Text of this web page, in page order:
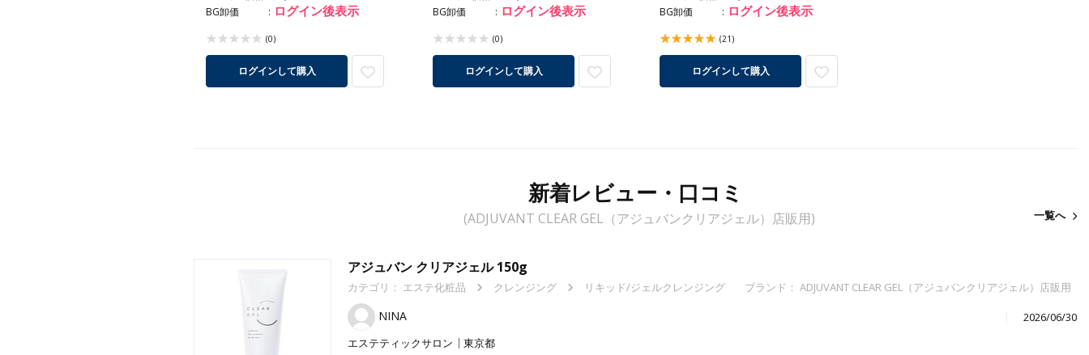
BG卸価
ログイン後表示
(0)
ログインして購入
BG卸価
ログイン後表示
(0)
ログインして購入
BG卸価
ログイン後表示
(21)
ログインして購入
新着レビュー・口コミ
(ADJUVANT CLEAR GEL（アジュバンクリアジェル）店販用) 一覧へ
アジュバン クリアジェル 150g
カテゴリ： エステ化粧品 クレンジング リキッド/ジェルクレンジング ブランド： ADJUVANT CLEAR GEL（アジュバンクリアジェル）店販用
NINA
2026/06/30
エステティックサロン
東京都